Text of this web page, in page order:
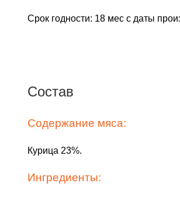
Срок годности: 18 мес с даты
Состав
Содержание мяса:
Курица 23%.
Ингредиенты: